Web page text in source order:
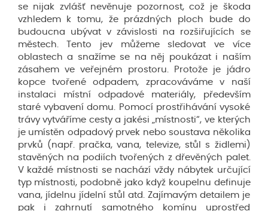
se nijak zvlášť nevěnuje pozornost, což je škoda
vzhledem k tomu, že prázdných ploch bude do
budoucna ubývat v závislosti na rozšiřujících se
městech. Tento jev můžeme sledovat ve více
oblastech a snažíme se na něj poukázat i naším
zásahem ve veřejném prostoru. Protože je jádro
kopce tvořené odpadem, zpracováváme v naší
instalaci místní odpadové materiály, především
staré vybavení domu. Pomocí prostřihávání vysoké
trávy vytváříme cesty a jakési „místnosti“, ve kterých
je umístěn odpadový prvek nebo soustava několika
prvků (např. pračka, vana, televize, stůl s židlemi)
stavěných na podiích tvořených z dřevěných palet.
V každé místnosti se nachází vždy nábytek určující
typ místnosti, podobně jako když koupelnu definuje
vana, jídelnu jídelní stůl atd. Zajímavým detailem je
pak i zahrnutí samotného komínu uprostřed